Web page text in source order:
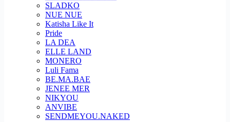
SLADKO
NUE NUE
Katisha Like It
Pride
LA DEA
ELLE LAND
MONERO
Luli Fama
BE.MA.BAE
JENEE MER
NIKYOU
ANVIBE
SENDMEYOU.NAKED